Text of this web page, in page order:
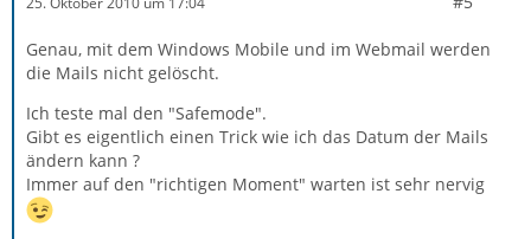
Genau, mit dem Windows Mobile und im Webmail werden
die Mails nicht gelöscht.
Ich teste mal den "Safemode".
Gibt es eigentlich einen Trick wie ich das Datum der Mails
ändern kann ?
Immer auf den "richtigen Moment" warten ist sehr nervig